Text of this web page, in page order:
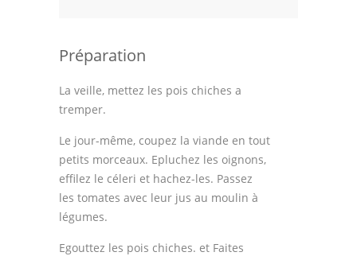
Préparation
La veille, mettez les pois chiches a
tremper.
Le jour-même, coupez la viande en tout
petits morceaux. Epluchez les oignons,
effilez le céleri et hachez-les. Passez
les tomates avec leur jus au moulin à
légumes.
Egouttez les pois chiches. et Faites